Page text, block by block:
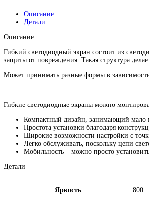
Описание
Детали
Описание
Гибкий светодиодный экран состоит из
защиты от повреждения. Такая структура
Может принимать разные формы в
Гибкие светодиодные экраны можно
Компактный дизайн, занимающий мало
Простота установки благодаря
Широкие возможности настройки с
Легко обслуживать, поскольку цепи
Мобильность – можно просто
Детали
Яркость 800